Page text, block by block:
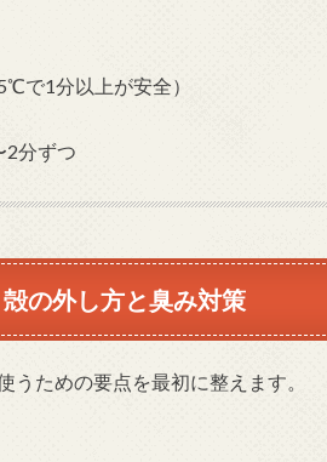
で1分以上が安全）
2分ずつ
の外し方と臭み対策
ための要点を最初に整えます。